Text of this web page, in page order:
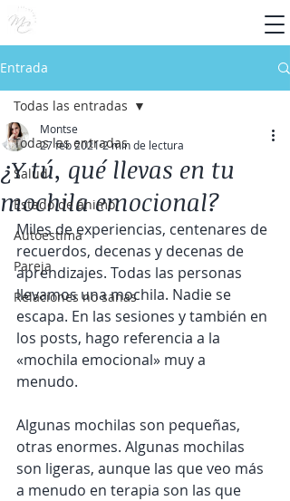
Entrada
Todas las entradas
Salud
Estado de ánimo
Autoestima
Pareja
Relaciones no sanas
Todas las entradas
¿Y tú, qué llevas en tu
mochila emocional?
Montse
27 feb 20212 min de lectura
Miles de experiencias, centenares de
recuerdos, decenas y decenas de
aprendizajes. Todas las personas
llevamos una mochila. Nadie se
escapa. En las sesiones y también en
los posts, hago referencia a la
«mochila emocional» muy a
menudo.
Algunas mochilas son pequeñas,
otras enormes. Algunas mochilas
son ligeras, aunque las que veo más
a menudo en terapia son las que